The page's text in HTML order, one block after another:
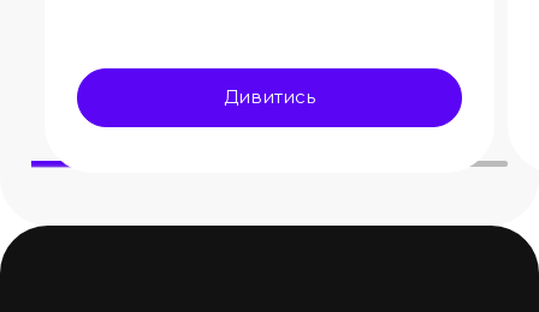
Дивитись